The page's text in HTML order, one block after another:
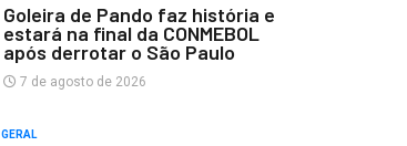
Goleira de Pando faz história e
estará na final da CONMEBOL
após derrotar o São Paulo
7 de agosto de 2026
GERAL